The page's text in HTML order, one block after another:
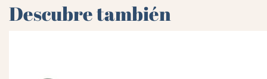
Descubre también